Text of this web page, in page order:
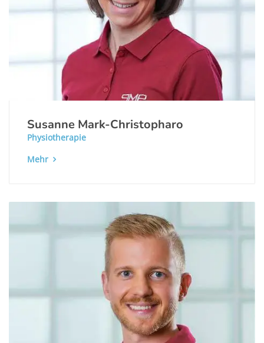
Susanne Mark-Christopharo
Physiotherapie
Mehr